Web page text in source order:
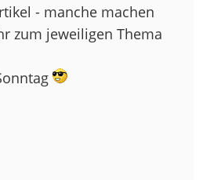
- manche machen
zum jeweiligen Thema